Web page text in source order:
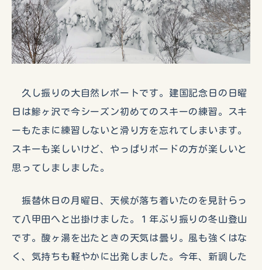
久し振りの大自然レポートです。建国記念日の日曜
日は鰺ヶ沢で今シーズン初めてのスキーの練習。スキ
ーもたまに練習しないと滑り方を忘れてしまいます。
スキーも楽しいけど、やっぱりボードの方が楽しいと
思ってしましました。
振替休日の月曜日、天候が落ち着いたのを見計らっ
て八甲田へと出掛けました。１年ぶり振りの冬山登山
です。酸ヶ湯を出たときの天気は曇り。風も強くはな
く、気持ちも軽やかに出発しました。今年、新調した